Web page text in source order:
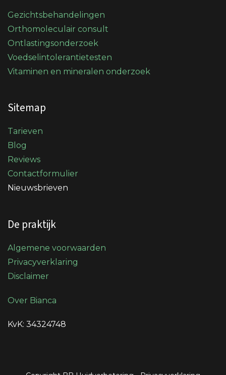
Gezichtsbehandelingen
Orthomoleculair consult
Ontlastingsonderzoek
Voedselintolerantietesten
Vitaminen en mineralen onderzoek
Sitemap
Tarieven
Blog
Reviews
Contactformulier
Nieuwsbrieven
De praktijk
Algemene voorwaarden
Privacyverklaring
Disclaimer
Over Bianca
KvK: 34324748